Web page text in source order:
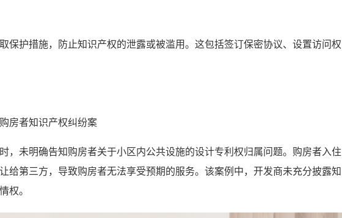
护措施，防止知识产权的泄露或被滥用。这包括签订保密协议、设置访问权
者知识产权纠纷案
未明确告知购房者关于小区内公共设施的设计专利权归属问题。购房者入住
给第三方，导致购房者无法享受预期的服务。该案例中，开发商未充分披露知
权。